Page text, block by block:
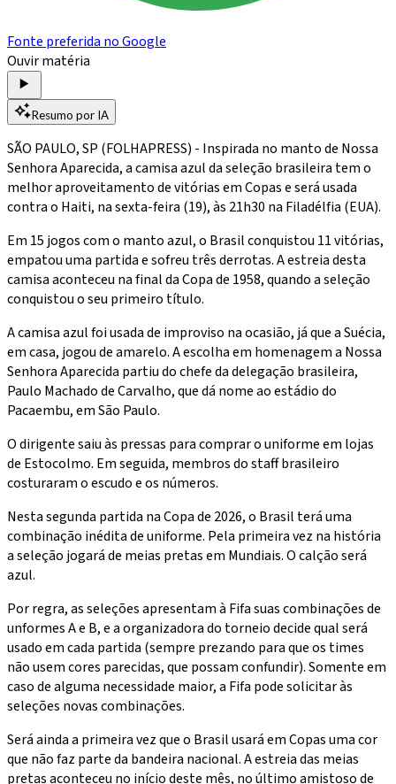
Fonte preferida no Google
Ouvir matéria
Resumo por IA
SÃO PAULO, SP (FOLHAPRESS) - Inspirada no manto de Nossa
Senhora Aparecida, a camisa azul da seleção brasileira tem o
melhor aproveitamento de vitórias em Copas e será usada
contra o Haiti, na sexta-feira (19), às 21h30 na Filadélfia (EUA).
Em 15 jogos com o manto azul, o Brasil conquistou 11 vitórias,
empatou uma partida e sofreu três derrotas. A estreia desta
camisa aconteceu na final da Copa de 1958, quando a seleção
conquistou o seu primeiro título.
A camisa azul foi usada de improviso na ocasião, já que a Suécia,
em casa, jogou de amarelo. A escolha em homenagem a Nossa
Senhora Aparecida partiu do chefe da delegação brasileira,
Paulo Machado de Carvalho, que dá nome ao estádio do
Pacaembu, em São Paulo.
O dirigente saiu às pressas para comprar o uniforme em lojas
de Estocolmo. Em seguida, membros do staff brasileiro
costuraram o escudo e os números.
Nesta segunda partida na Copa de 2026, o Brasil terá uma
combinação inédita de uniforme. Pela primeira vez na história
a seleção jogará de meias pretas em Mundiais. O calção será
azul.
Por regra, as seleções apresentam à Fifa suas combinações de
unformes A e B, e a organizadora do torneio decide qual será
usado em cada partida (sempre prezando para que os times
não usem cores parecidas, que possam confundir). Somente em
caso de alguma necessidade maior, a Fifa pode solicitar às
seleções novas combinações.
Será ainda a primeira vez que o Brasil usará em Copas uma cor
que não faz parte da bandeira nacional. A estreia das meias
pretas aconteceu no início deste mês, no último amistoso de